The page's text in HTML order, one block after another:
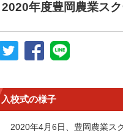
2020年度豊岡農業ス
入校式の様子
2020年4月6日、豊岡農業ス